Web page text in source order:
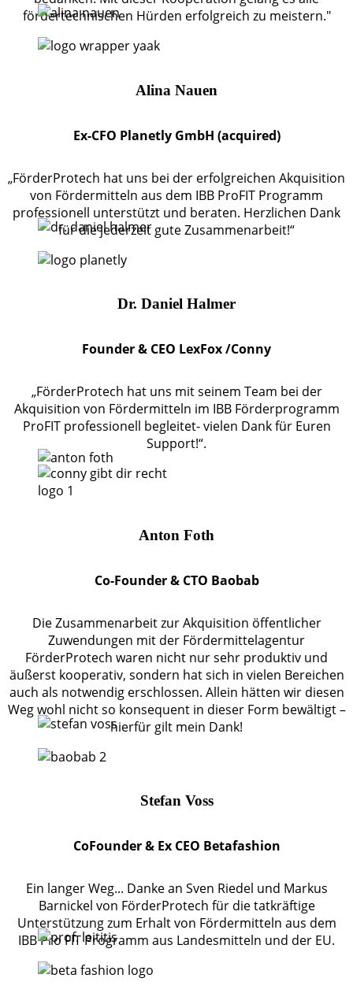
fördertechnischen Hürden erfolgreich zu meistern."
Alina Nauen
Ex-CFO Planetly GmbH (acquired)
„FörderProtech hat uns bei der erfolgreichen Akquisition
von Fördermitteln aus dem IBB ProFIT Programm
professionell unterstützt und beraten. Herzlichen Dank
für die jederzeit gute Zusammenarbeit!“
Dr. Daniel Halmer
Founder & CEO LexFox /Conny
„FörderProtech hat uns mit seinem Team bei der
Akquisition von Fördermitteln im IBB Förderprogramm
ProFIT professionell begleitet- vielen Dank für Euren
Support!“.
Anton Foth
Co-Founder & CTO Baobab
Die Zusammenarbeit zur Akquisition öffentlicher
Zuwendungen mit der Fördermittelagentur
FörderProtech waren nicht nur sehr produktiv und
äußerst kooperativ, sondern hat sich in vielen Bereichen
auch als notwendig erschlossen. Allein hätten wir diesen
Weg wohl nicht so konsequent in dieser Form bewältigt –
hierfür gilt mein Dank!
Stefan Voss
CoFounder & Ex CEO Betafashion
Ein langer Weg... Danke an Sven Riedel und Markus
Barnickel von FörderProtech für die tatkräftige
Unterstützung zum Erhalt von Fördermitteln aus dem
IBB Pro FIT Programm aus Landesmitteln und der EU.